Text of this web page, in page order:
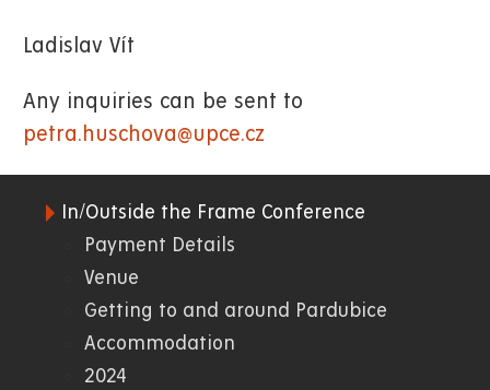
Ladislav Vít
Any inquiries can be sent to
petra.huschova@upce.cz
In/Outside the Frame Conference
Payment Details
Venue
Getting to and around Pardubice
Accommodation
2024